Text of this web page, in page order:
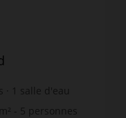
salle d'eau
- 5 personnes